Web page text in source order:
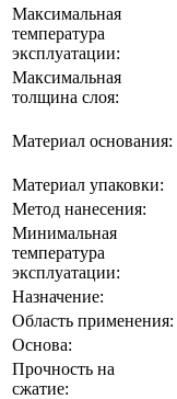
Максимальная
температура
эксплуатации:
Максимальная
толщина слоя:
Материал основания:
Материал упаковки:
Метод нанесения:
Минимальная
температура
эксплуатации:
Назначение:
Область применения:
Основа:
Прочность на
сжатие: